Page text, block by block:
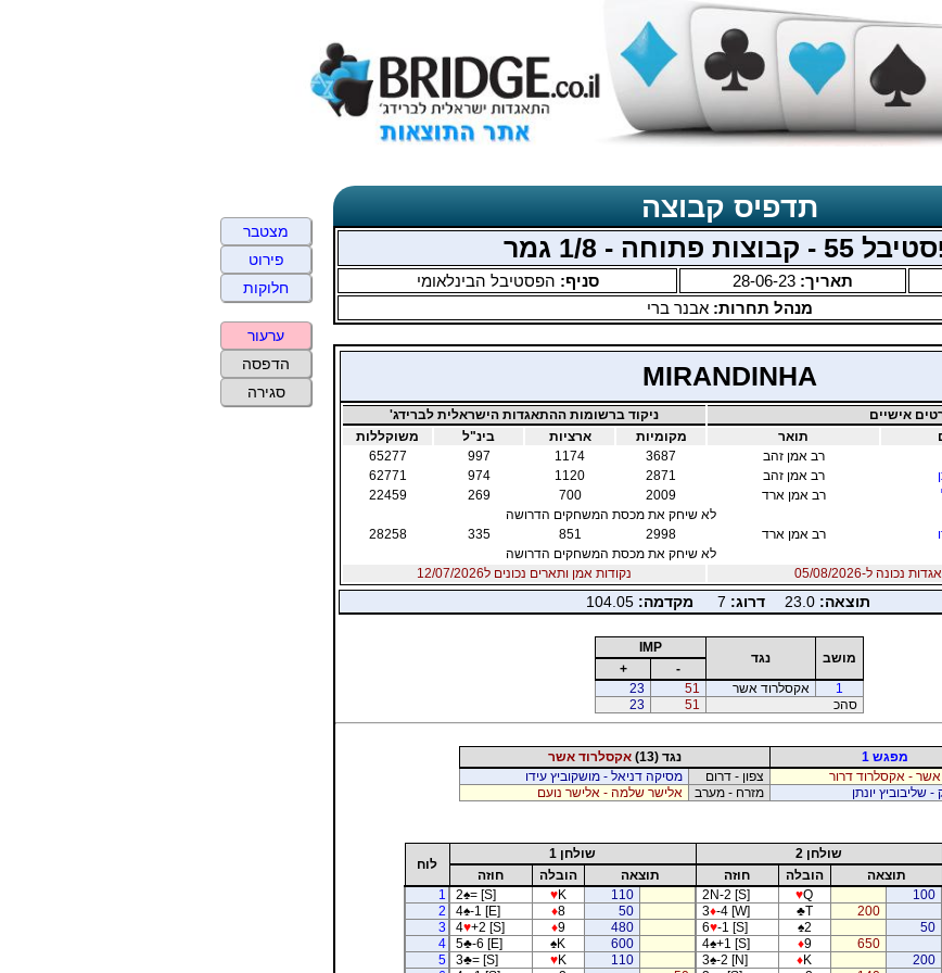
תדפיס קבוצה
55 - קבוצות פתוחה - 1/8 גמר
תאריך: 28-06-23 סניף: הפסטיבל הבינלאומי
מנהל תחרות:אבנר ברי
MIRANDINHA
אישיים
ניקוד ברשומות ההתאגדות הישראלית לברידג'
תואר מקומיות ארציות בינ"ל
משוקללות
רב אמן זהב 3687
1174
997
65277
רב אמן זהב 2871
1120
974
62771
רב אמן ארד 2009
700
269
22459
לא שיחק את מכסת המשחקים הדרושה
רב אמן ארד 2998
851
335
28258
לא שיחק את מכסת המשחקים הדרושה
ל-05/08/2026
נקודות אמן ותארים נכונים ל12/07/2026
תוצאה: 23.0 דרוג: 7 מקדמה: 104.05
מושב נגד
IMP
-
+
1
אקסלרוד אשר 51
23
סהכ
51
23
מפגש 1 נגד (13)
אקסלרוד אשר
- אקסלרוד דרור
צפון - דרום
מסיקה דניאל - מושקוביץ עידו
שליבוביץ יונתן
מזרח - מערב אלישר שלמה - אלישר נועם
שולחן 2 שולחן 1
לוח
תוצאה הובלה חוזה תוצאה הובלה
חוזה
100
♥Q
2N-2 [S]
110
♥K
2♠= [S]
1
200
♣T
3♦-4 [W]
50
♦8
4♠-1 [E]
2
50
♠2
6♥-1 [S]
480
♦9
4♥+2 [S]
3
650
♦9
4♠+1 [S]
600
♠K
5♣-6 [E]
4
200
♦K
3♠-2 [N]
110
♥K
3♣= [S]
5
מצטבר
פירוט
חלוקות
ערעור
הדפסה
סגירה